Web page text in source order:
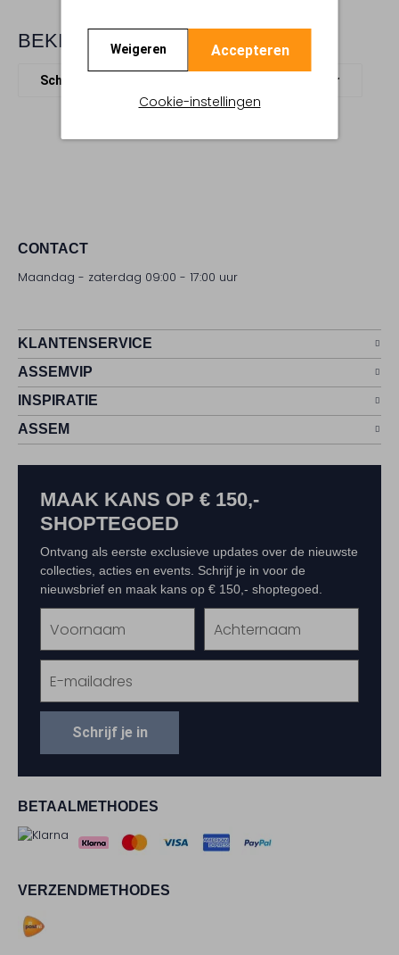
Weigeren Accepteren
Cookie-instellingen
BEKIJK MEER
Schoudertassen Leer
CONTACT
Maandag - zaterdag 09:00 - 17:00 uur
KLANTENSERVICE
ASSEMVIP
INSPIRATIE
ASSEM
BETAALMETHODES
VERZENDMETHODES
MAAK KANS OP € 150,-
SHOPTEGOED
Ontvang als eerste exclusieve updates over de nieuwste
collecties, acties en events. Schrijf je in voor de
nieuwsbrief en maak kans op € 150,- shoptegoed.
Schrijf je in